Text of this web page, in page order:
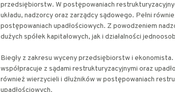
przedsiębiorstw. W postępowaniach
układu, nadzorcy oraz zarządcy sądowego. Pełni
postępowaniach upadłościowych. Z powodzeniem
dużych spółek kapitałowych, jak i działalności
Biegły z zakresu wyceny przedsiębiorstw i
współpracuje z sądami restrukturyzacyjnymi oraz
również wierzycieli i dłużników w postępowaniach
upadłościowych.